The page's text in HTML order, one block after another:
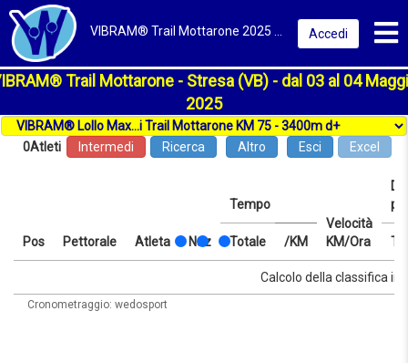
Accedi
Trail Mottarone - Stresa (VB) - dal 03 al 04
2025
0Atleti Intermedi Ricerca Altro Esci Excel
Pos Pettorale Atleta Naz
Tempo
Velocità
KM/Ora
Totale /KM
Tempo
Velocità
Totale /KM
Calcolo della classifica in
Cronometraggio: wedosport